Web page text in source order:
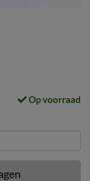
Op voorraad